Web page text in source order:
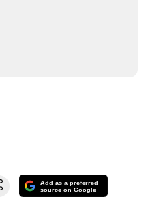
Add as a preferred
source on Google